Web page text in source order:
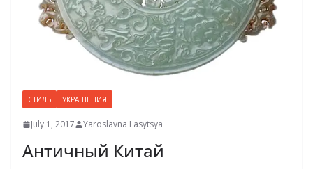
СТИЛЬ УКРАШЕНИЯ
July 1, 2017 Yaroslavna Lasytsya
Античный Китай